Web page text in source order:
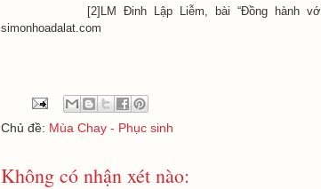
[2]LM Đinh Lập Liễm, bài “Đồng hành với
simonhoadalat.com
Chủ đề: Mùa Chay - Phục sinh
Không có nhận xét nào: